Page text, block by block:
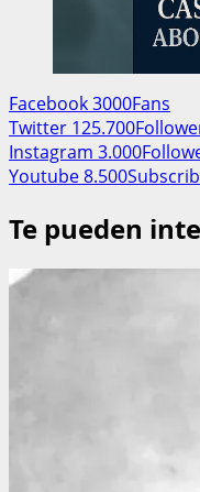
Facebook3000Fans
Twitter 125.700
Instagram 3.000
Youtube8.500
Te pueden